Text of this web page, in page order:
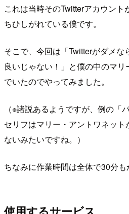
これは当時そのTwitterアカウン
ちひしがれている僕です。
そこで、今回は「Twitterがダメ
良いじゃない！」と僕の中のマ
でいたのでやってみました。
（※諸説あるようですが、例の「
セリフはマリー・アントワネッ
ないみたいですね。）
ちなみに作業時間は全体で30分も